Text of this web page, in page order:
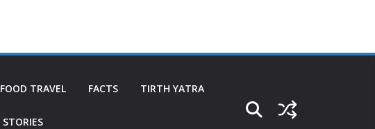
FOOD TRAVEL FACTS TIRTH YATRA
STORIES